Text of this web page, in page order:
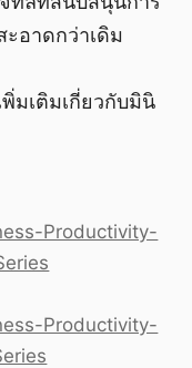
อาดกว่าเดิม
มเติมเกี่ยวกับมินิ
Productivity-
Productivity-